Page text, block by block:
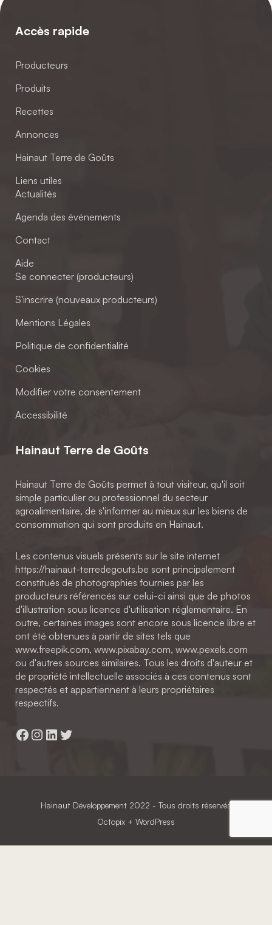
Accès rapide
Producteurs
Produits
Recettes
Annonces
Hainaut Terre de Goûts
Liens utiles
Actualités
Agenda des événements
Contact
Aide
Se connecter (producteurs)
S'inscrire (nouveaux producteurs)
Mentions Légales
Politique de confidentialité
Cookies
Modifier votre consentement
Accessibilité
Hainaut Terre de Goûts
Hainaut Terre de Goûts permet à tout visiteur, qu'il soit
simple particulier ou professionnel du secteur
agroalimentaire, de s'informer au mieux sur les biens de
consommation qui sont produits en Hainaut.
Les contenus visuels présents sur le site internet
https://hainaut-terredegouts.be sont principalement
constitués de photographies fournies par les
producteurs référencés sur celui-ci ainsi que de photos
d'illustration sous licence d'utilisation réglementaire. En
outre, certaines images sont encore sous licence libre et
ont été obtenues à partir de sites tels que
www.freepik.com, www.pixabay.com, www.pexels.com
ou d'autres sources similaires. Tous les droits d'auteur et
de propriété intellectuelle associés à ces contenus sont
respectés et appartiennent à leurs propriétaires
respectifs.
Facebook
Instagram
LinkedIn
Twitter
Hainaut Développement 2022 - Tous droits réservés
Octopix + WordPress